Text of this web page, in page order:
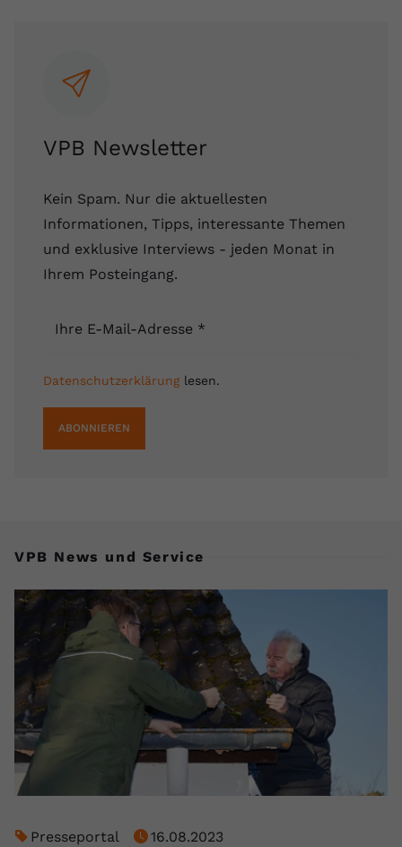
VPB Newsletter
Kein Spam. Nur die aktuellesten
Informationen, Tipps, interessante Themen
und exklusive Interviews - jeden Monat in
Ihrem Posteingang.
Ihre E-Mail-Adresse *
Datenschutzerklärunglesen.
ABONNIEREN
VPB News und Service
Presseportal
16.08.2023